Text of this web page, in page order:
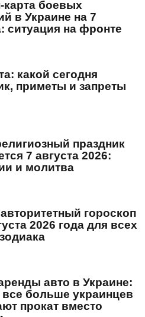
карта боевых
в Украине на 7
ситуация на фронте
какой сегодня
приметы и запреты
праздник
7 августа 2026:
и молитва
гороскоп
2026 года для всех
авто в Украине:
больше украинцев
прокат вместо